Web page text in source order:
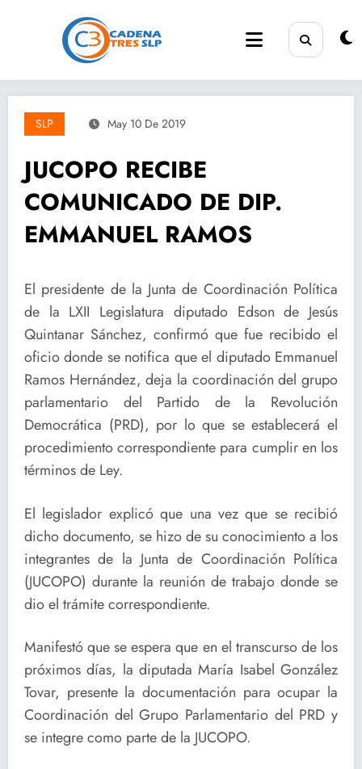
SLP May 10 De 2019
JUCOPO RECIBE
COMUNICADO DE DIP.
EMMANUEL RAMOS
El presidente de la Junta de Coordinación Política
de la LXII Legislatura diputado Edson de Jesús
Quintanar Sánchez, confirmó que fue recibido el
oficio donde se notifica que el diputado Emmanuel
Ramos Hernández, deja la coordinación del grupo
parlamentario del Partido de la Revolución
Democrática (PRD), por lo que se establecerá el
procedimiento correspondiente para cumplir en los
términos de Ley.
El legislador explicó que una vez que se recibió
dicho documento, se hizo de su conocimiento a los
integrantes de la Junta de Coordinación Política
(JUCOPO) durante la reunión de trabajo donde se
dio el trámite correspondiente.
Manifestó que se espera que en el transcurso de los
próximos días, la diputada María Isabel González
Tovar, presente la documentación para ocupar la
Coordinación del Grupo Parlamentario del PRD y
se integre como parte de la JUCOPO.